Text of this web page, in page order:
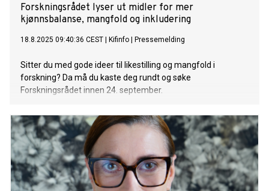
Forskningsrådet lyser ut midler for mer
kjønnsbalanse, mangfold og inkludering
18.8.2025 09:40:36 CEST Kifinfo Pressemelding
Sitter du med gode ideer til likestilling og mangfold i
forskning? Da må du kaste deg rundt og søke
Forskningsrådet innen 24. september.